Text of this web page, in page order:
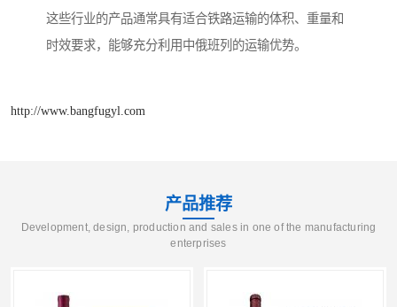
这些行业的产品通常具有适合铁路运输的体积、重量和
时效要求，能够充分利用中俄班列的运输优势。
http://www.bangfugyl.com
产品推荐
Development, design, production and sales in one of the manufacturing
enterprises